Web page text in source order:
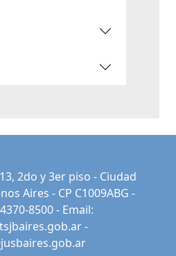
2do y 3er piso - Ciudad
Aires - CP C1009ABG -
8500 - Email:
-